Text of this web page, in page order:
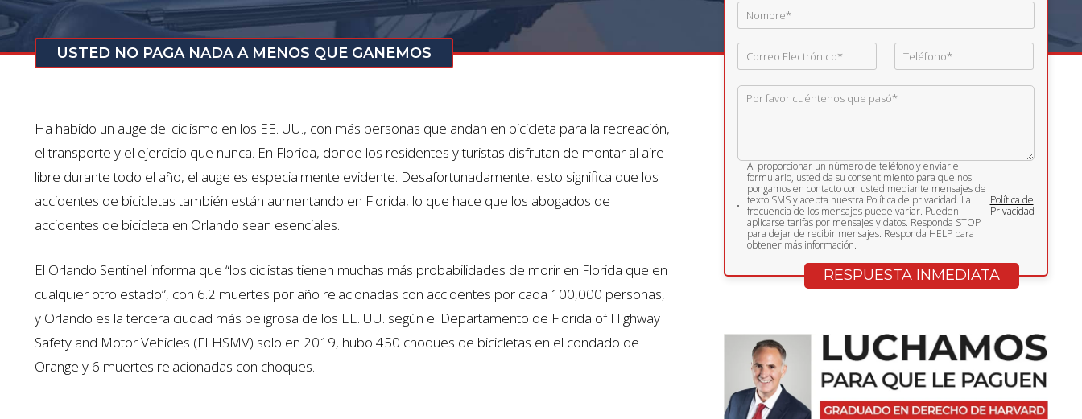
USTED NO PAGA NADA A MENOS QUE GANEMOS
Ha habido un auge del ciclismo en los EE. UU., con más personas que andan en bicicleta para la recreación,
el transporte y el ejercicio que nunca. En Florida, donde los residentes y turistas disfrutan de montar al aire
libre durante todo el año, el auge es especialmente evidente. Desafortunadamente, esto significa que los
accidentes de bicicletas también están aumentando en Florida, lo que hace que los abogados de
accidentes de bicicleta en Orlando sean esenciales.
El Orlando Sentinel informa que “los ciclistas tienen muchas más probabilidades de morir en Florida que en
cualquier otro estado”, con 6.2 muertes por año relacionadas con accidentes por cada 100,000 personas,
y Orlando es la tercera ciudad más peligrosa de los EE. UU. según el Departamento de Florida of Highway
Safety and Motor Vehicles (FLHSMV) solo en 2019, hubo 450 choques de bicicletas en el condado de
Orange y 6 muertes relacionadas con choques.
Al proporcionar un número de teléfono y enviar el
formulario, usted da su consentimiento para que nos
pongamos en contacto con usted mediante mensajes de
texto SMS y acepta nuestra Política de privacidad. La
frecuencia de los mensajes puede variar. Pueden
aplicarse tarifas por mensajes y datos. Responda STOP
para dejar de recibir mensajes. Responda HELP para
obtener más información.
Política de
Privacidad